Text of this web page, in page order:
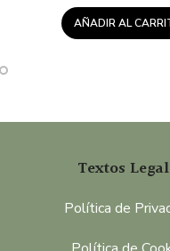
AÑADIR AL
Textos
Política de